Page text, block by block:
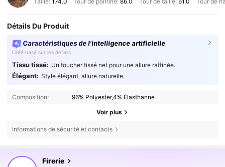
Détails Du Produit
Caractéristiques de l'intelligence artificielle
Créé basé sur les détails
Tissu tissé: Un toucher tissé net pour une allure raffinée.
Élégant: Style élégant, allure naturelle.
Composition: 96% Polyester,4% Élasthanne
Voir plus
Informations de sécurité et contacts
Firerie